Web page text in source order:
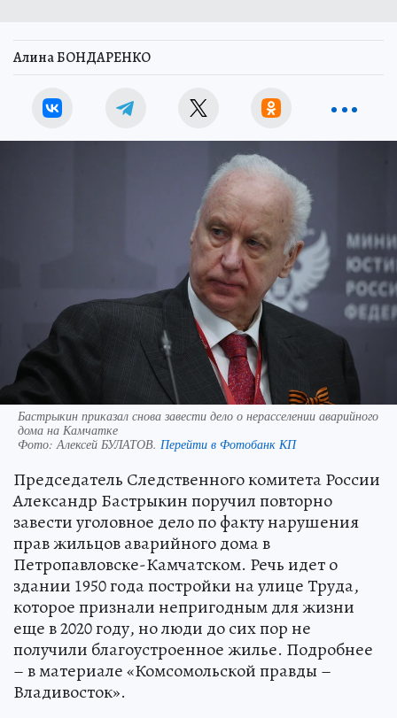
Алина БОНДАРЕНКО
Бастрыкин приказал снова завести дело о нерасселении аварийного
дома на Камчатке
Фото:Алексей БУЛАТОВ. Перейти в Фотобанк КП
Председатель Следственного комитета России
Александр Бастрыкин поручил повторно
завести уголовное дело по факту нарушения
прав жильцов аварийного дома в
Петропавловске-Камчатском. Речь идет о
здании 1950 года постройки на улице Труда,
которое признали непригодным для жизни
еще в 2020 году, но люди до сих пор не
получили благоустроенное жилье. Подробнее
– в материале «Комсомольской правды –
Владивосток».